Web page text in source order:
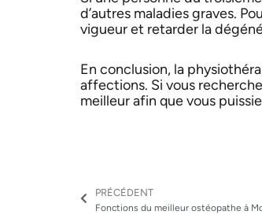
d’autres maladies graves.
vigueur et retarder la
En conclusion, la
affections. Si vous
meilleur afin que vous
PRÉCÉDENT
Fonctions du meilleur ostéopathe à